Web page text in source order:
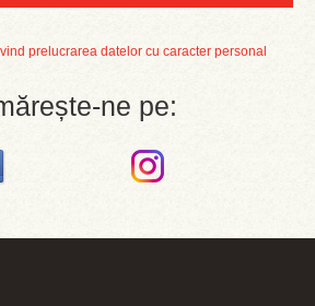
prelucrarea datelor cu caracter personal
ne pe: